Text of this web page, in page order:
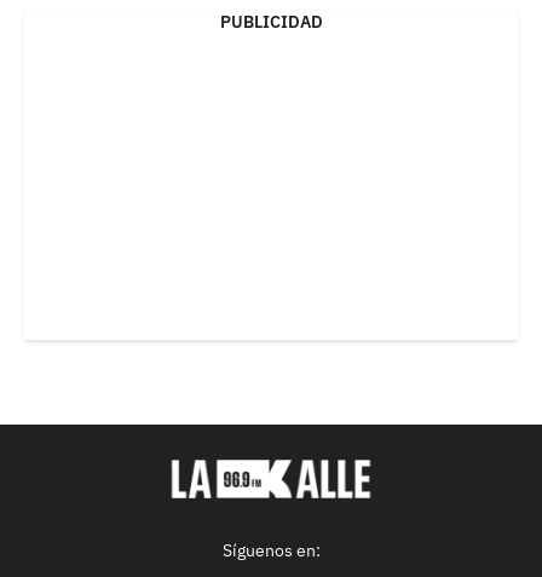
PUBLICIDAD
Síguenos en: